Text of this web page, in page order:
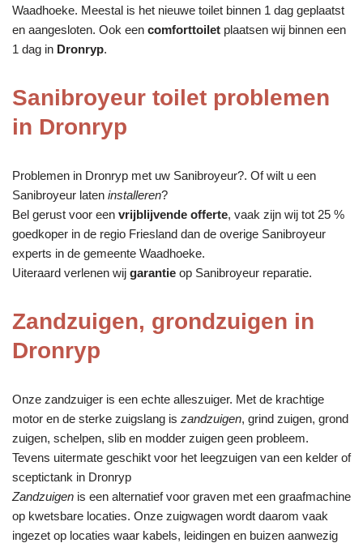
Waadhoeke. Meestal is het nieuwe toilet binnen 1 dag geplaatst
en aangesloten. Ook een comforttoilet plaatsen wij binnen een
1 dag in Dronryp.
Sanibroyeur toilet problemen
in Dronryp
Problemen in Dronryp met uw Sanibroyeur?. Of wilt u een
Sanibroyeur laten installeren?
Bel gerust voor een vrijblijvende offerte, vaak zijn wij tot 25 %
goedkoper in de regio Friesland dan de overige Sanibroyeur
experts in de gemeente Waadhoeke.
Uiteraard verlenen wij garantie op Sanibroyeur reparatie.
Zandzuigen, grondzuigen in
Dronryp
Onze zandzuiger is een echte alleszuiger. Met de krachtige
motor en de sterke zuigslang is zandzuigen, grind zuigen, grond
zuigen, schelpen, slib en modder zuigen geen probleem.
Tevens uitermate geschikt voor het leegzuigen van een kelder of
sceptictank in Dronryp
Zandzuigen is een alternatief voor graven met een graafmachine
op kwetsbare locaties. Onze zuigwagen wordt daarom vaak
ingezet op locaties waar kabels, leidingen en buizen aanwezig